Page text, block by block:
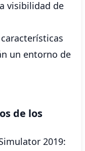
visibilidad de
un entorno de
de los
2019: